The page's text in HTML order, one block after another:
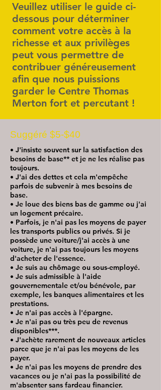
Veuillez utiliser le guide ci-
dessous pour déterminer
comment votre accès à la
richesse et aux privilèges
peut vous permettre de
contribuer généreusement
afin que nous puissions
garder le Centre Thomas
Merton fort et percutant !
Suggéré $5-$40
• J'insiste souvent sur la satisfaction des
besoins de base** et je ne les réalise pas
toujours.
• J'ai des dettes et cela m'empêche
parfois de subvenir à mes besoins de
base.
• Je loue des biens bas de gamme ou j'ai
un logement précaire.
• Parfois, je n'ai pas les moyens de payer
les transports publics ou privés. Si je
possède une voiture/j'ai accès à une
voiture, je n'ai pas toujours les moyens
d'acheter de l'essence.
• Je suis au chômage ou sous-employé.
• Je suis admissible à l'aide
gouvernementale et/ou bénévole, par
exemple, les banques alimentaires et les
prestations.
• Je n'ai pas accès à l'épargne.
• Je n'ai pas ou très peu de revenus
disponibles***.
• J'achète rarement de nouveaux articles
parce que je n'ai pas les moyens de les
payer.
• Je n'ai pas les moyens de prendre des
vacances ou je n'ai pas la possibilité de
m'absenter sans fardeau financier.